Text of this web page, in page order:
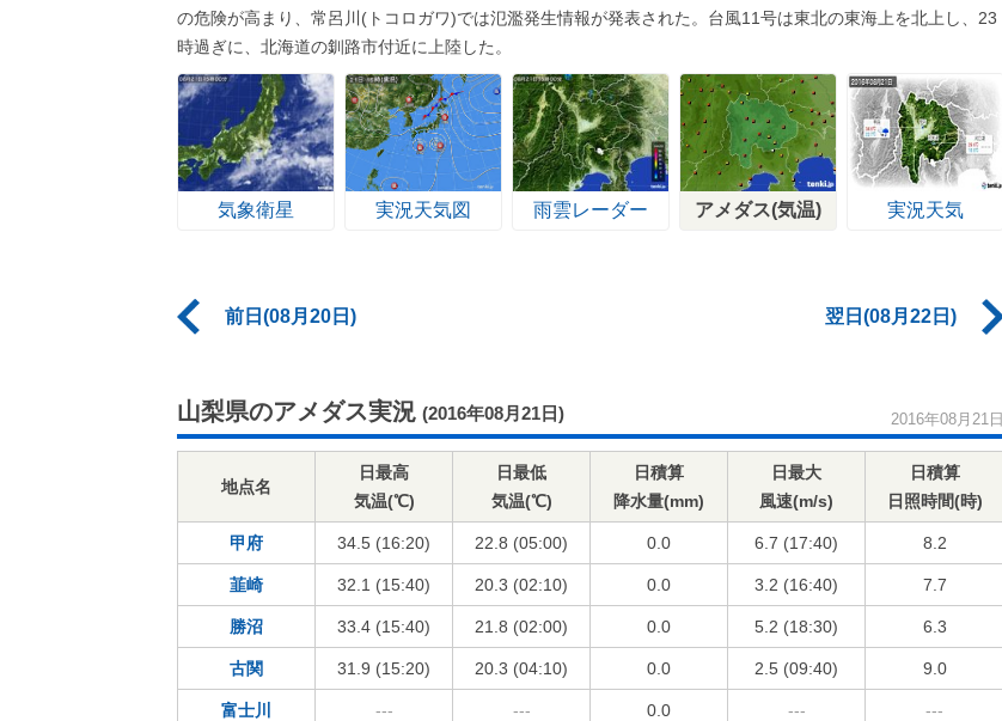
の危険が高まり、常呂川(トコロガワ)では氾濫発生情報が発表された。台風11号は東北の東海上を北上し、23
時過ぎに、北海道の釧路市付近に上陸した。
気象衛星 実況天気図 雨雲レーダー アメダス(気温) 実況天気
前日(08月20日) 翌日(08月22日)
山梨県のアメダス実況 (2016年08月21日) 2016年08月21日
地点名
日最高
気温(℃)
日最低
気温(℃)
日積算
降水量(mm)
日最大
風速(m/s)
日積算
日照時間(時)
甲府 34.5 (16:20) 22.8 (05:00) 0.0 6.7 (17:40) 8.2
韮崎 32.1 (15:40) 20.3 (02:10) 0.0 3.2 (16:40) 7.7
勝沼 33.4 (15:40) 21.8 (02:00) 0.0 5.2 (18:30) 6.3
古関 31.9 (15:20) 20.3 (04:10) 0.0 2.5 (09:40) 9.0
富士川 --- --- 0.0 --- ---